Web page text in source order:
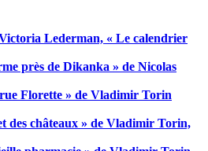
Lederman, « Le calendrier
près de Dikanka » de Nicolas
Florette » de Vladimir Torin
des châteaux » de Vladimir Torin,